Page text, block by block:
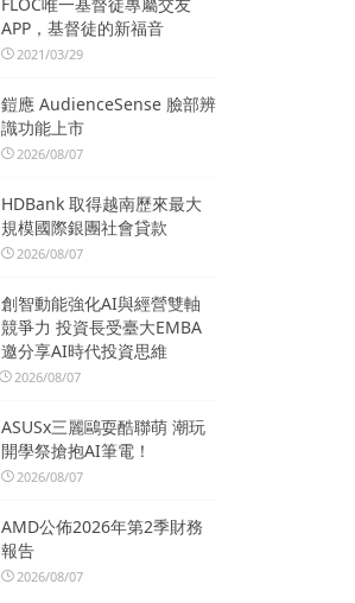
APP，基督徒的新福音
2021/03/29
鎧應 AudienceSense 臉部辨
識功能上市
2026/08/07
HDBank 取得越南歷來最大
規模國際銀團社會貸款
2026/08/07
創智動能強化AI與經營雙軸
競爭力 投資長受臺大EMBA
邀分享AI時代投資思維
2026/08/07
ASUSx三麗鷗耍酷聯萌 潮玩
開學祭搶抱AI筆電！
2026/08/07
AMD公佈2026年第2季財務
報告
2026/08/07